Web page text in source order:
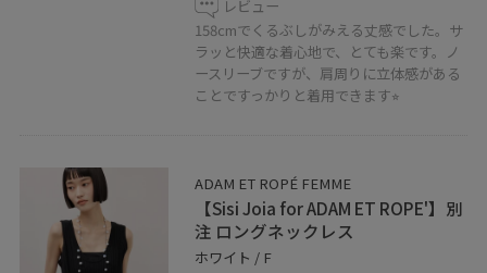
▶︎ルミネカードWEB決済サービス 気になるアイテムを
いつでもどこでもWEBで決済、ご自宅に配送可能です。
こちらも5%OFF適用となります。 詳しくは店舗にお問い
レビュー
158cmでくるぶしがみえる丈感でした。サ
ラッと快適な着心地で、とても楽です。ノ
ースリーブですが、肩周りに立体感がある
ことですっかりと着用できます⭐︎
ADAM ET ROPÉ FEMME
【Sisi Joia for ADAM ET ROPE'】別
注 ロングネックレス
ホワイト / F